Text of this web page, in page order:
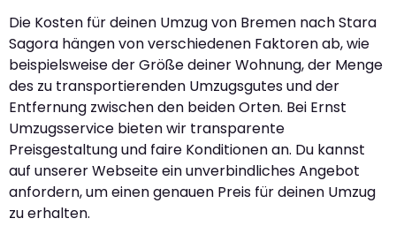
Die Kosten für deinen Umzug von Bremen nach Stara
Sagora hängen von verschiedenen Faktoren ab, wie
beispielsweise der Größe deiner Wohnung, der Menge
des zu transportierenden Umzugsgutes und der
Entfernung zwischen den beiden Orten. Bei Ernst
Umzugsservice bieten wir transparente
Preisgestaltung und faire Konditionen an. Du kannst
auf unserer Webseite ein unverbindliches Angebot
anfordern, um einen genauen Preis für deinen Umzug
zu erhalten.